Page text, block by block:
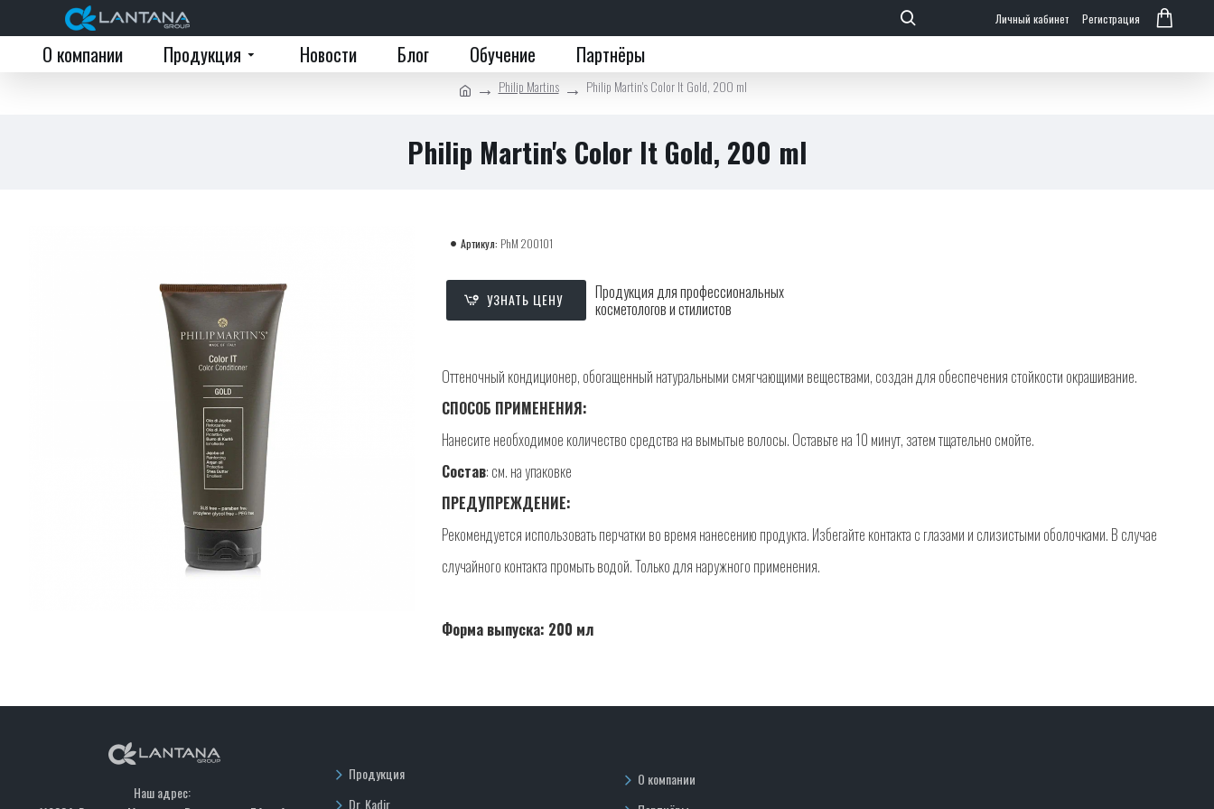
Личный кабинет Регистрация
О компании Продукция Новости Блог Обучение Партнёры
Philip Martins Philip Martin's Color It Gold, 200 ml
Philip Martin's Color It Gold, 200 ml
Артикул: PhM 200101
УЗНАТЬ ЦЕНУ Продукция для профессиональных
косметологов и стилистов
Оттеночный кондиционер, обогащенный натуральными смягчающими веществами, создан для обеспечения стойкости окрашивание.
СПОСОБ ПРИМЕНЕНИЯ:
Нанесите необходимое количество средства на вымытые волосы. Оставьте на 10 минут, затем тщательно смойте.
Состав: см. на упаковке
ПРЕДУПРЕЖДЕНИЕ:
Рекомендуется использовать перчатки во время нанесению продукта. Избегайте контакта с глазами и слизистыми оболочками. В случае
случайного контакта промыть водой. Только для наружного применения.
Форма выпуска: 200 мл
Наш адрес:
Продукция
Dr. Kadir
О компании